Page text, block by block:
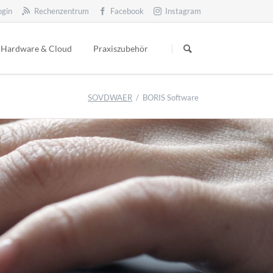
Rechenzentrum Facebook Instagram
überspringen
die App können Ihre Patienten ihre Termine
schicken und vieles mehr.
Workshop
Hardware & Cloud Praxiszubehör
Physiotools
Grafikservice
SOVDWAER BORIS Software